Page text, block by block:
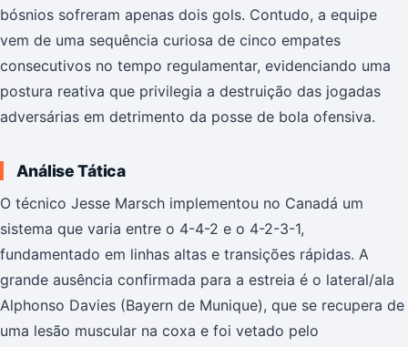
bósnios sofreram apenas dois gols. Contudo, a equipe
vem de uma sequência curiosa de cinco empates
consecutivos no tempo regulamentar, evidenciando uma
postura reativa que privilegia a destruição das jogadas
adversárias em detrimento da posse de bola ofensiva.
Análise Tática
O técnico Jesse Marsch implementou no Canadá um
sistema que varia entre o 4-4-2 e o 4-2-3-1,
fundamentado em linhas altas e transições rápidas. A
grande ausência confirmada para a estreia é o lateral/ala
Alphonso Davies (Bayern de Munique), que se recupera de
uma lesão muscular na coxa e foi vetado pelo